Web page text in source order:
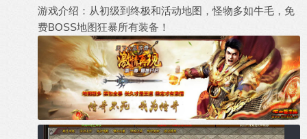
游戏介绍：从初级到终极和活动地图，怪物多如牛毛，免
费BOSS地图狂暴所有装备！